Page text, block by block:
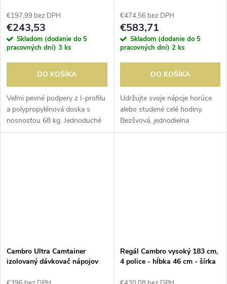
€197,99 bez DPH
€243,53
Skladom (dodanie do 5
pracovných dní) 3 ks
DO KOŠÍKA
Veľmi pevné podpery z I-profilu
a polypropylénová doska s
nosnosťou 68 kg. Jednoduché
čistenie a montáž. Žiadne
€474,56 bez DPH
€583,71
Skladom (dodanie do 5
pracovných dní) 2 ks
DO KOŠÍKA
Udržujte svoje nápoje horúce
alebo studené celé hodiny.
Bezšvová, jednodielna
dvojplášťová polyetylénová
Cambro Ultra Camtainer
izolovaný dávkovač nápojov
Regál Cambro vysoký 183 cm,
4 police - hĺbka 46 cm - šírka